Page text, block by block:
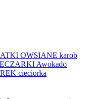
OWSIANE karob
Awokado
cieciorka